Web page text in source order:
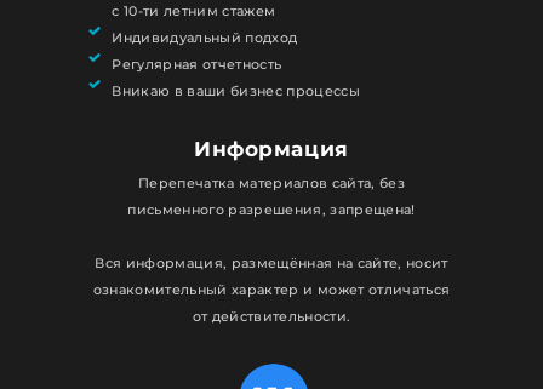
с 10-ти летним стажем
Индивидуальный подход
Регулярная отчетность
Вникаю в ваши бизнес процессы
Информация
Перепечатка материалов сайта, без
письменного разрешения, запрещена!
Вся информация, размещённая на сайте, носит
ознакомительный характер и может отличаться
от действительности.